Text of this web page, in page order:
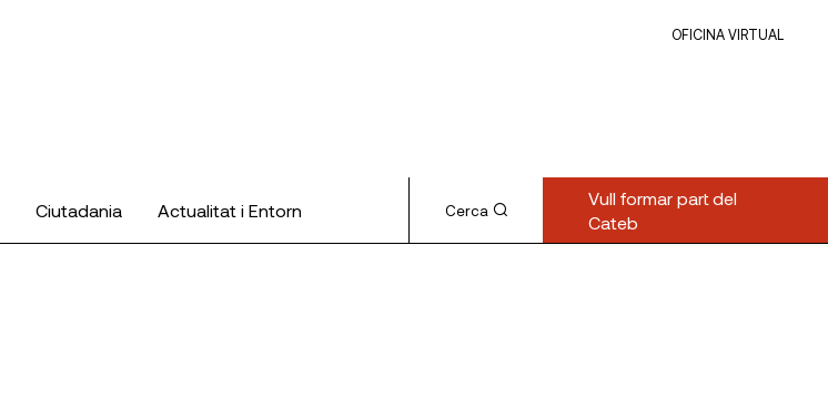
OFICINA VIRTUAL
Ciutadania Actualitat i Entorn Cerca
Vull formar part del
Cateb